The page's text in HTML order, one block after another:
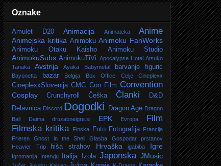
Oznake
Amulet D20 Animacija Animateka Anime
Animejska kritika Animoku Animoku FanWorks
Animoku Otaku Kaisho Animoku Studio
AnimokuSubs AnimokuTiVi Apocalypse Hotel Atsuko
Tanaka
Avstrija Ayaka Babymetal barvanje figuric
Bayonetta bazar Belgija Box Office Celje Cineplexx
CineplexxSlovenija CMC Con Film Convention
Cosplay Crunchyroll Češka Članki
D&D
Delavnica Discord Dogodki Dragon Age Dragon
Ball Daima
druzabneigre.si EPK Evropa
Film
Filmska kritika
Finska Foto Fotografija Francija
Frieren
Ghost in the Shell Glasba
Gospodar prstanov
Heavier Trip
hiša strahov Hrvaška igabiba Igre
Igromanija Intervju Italija Izola Japonska JMusic